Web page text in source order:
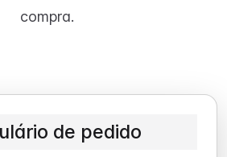
compra.
de pedido